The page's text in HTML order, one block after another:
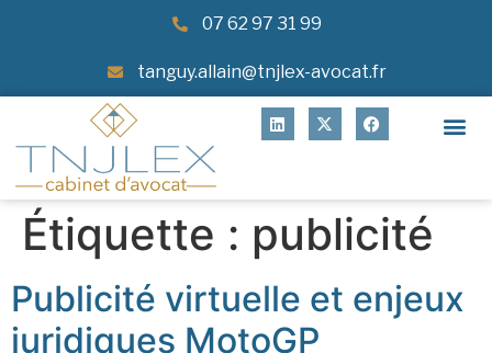
07 62 97 31 99
tanguy.allain@tnjlex-avocat.fr
Étiquette : publicité
Publicité virtuelle et enjeux
juridiques MotoGP